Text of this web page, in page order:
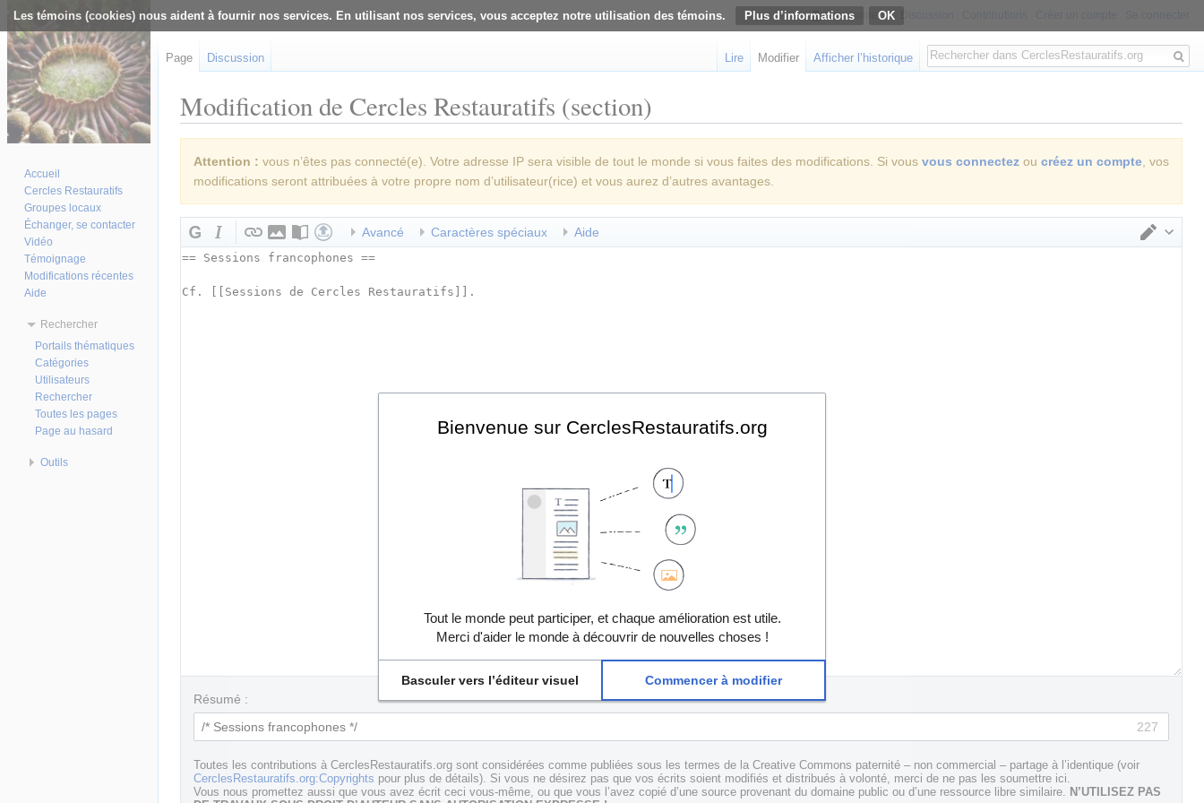
Les témoins (cookies) nous aident à fournir nos services. En utilisant nos services, vous acceptez notre utilisation des témoins. Plus d’informations
Modification de Cercles Restauratifs (section)
Attention : vous n’êtes pas connecté(e). Votre adresse IP sera visible de tout le monde si vous faites des modifications. Si vous vous connectez ou créez un compte, vos
modifications seront attribuées à votre propre nom d’utilisateur(rice) et vous aurez d’autres avantages.
Avancé Caractères spéciaux Aide
Résumé :
227
Toutes les contributions à CerclesRestauratifs.org sont considérées comme publiées sous les termes de la Creative Commons paternité – non commercial – partage à l’identique (voir
CerclesRestauratifs.org:Copyrights pour plus de détails). Si vous ne désirez pas que vos écrits soient modifiés et distribués à volonté, merci de ne pas les soumettre ici.
Vous nous promettez aussi que vous avez écrit ceci vous-même, ou que vous l’avez copié d’une source provenant du domaine public ou d’une ressource libre similaire. N’UTILISEZ PAS
Non connecté
Page Discussion Lire Modifier Afficher l’historique
Rechercher
Accueil
Cercles Restauratifs
Groupes locaux
Échanger, se contacter
Vidéo
Témoignage
Modifications récentes
Aide
Rechercher
Portails thématiques
Catégories
Utilisateurs
Rechercher
Toutes les pages
Page au hasard
Outils
Bienvenue sur CerclesRestauratifs.org
Tout le monde peut participer, et chaque amélioration est utile.
Merci d'aider le monde à découvrir de nouvelles choses !
Basculer vers l’éditeur visuel Commencer à modifier